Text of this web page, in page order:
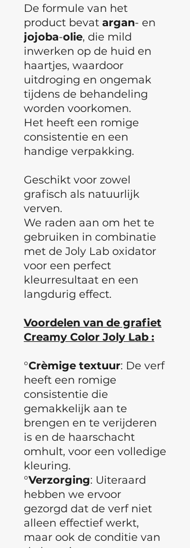
De formule van het
product bevat argan- en
jojoba-olie, die mild
inwerken op de huid en
haartjes, waardoor
uitdroging en ongemak
tijdens de behandeling
worden voorkomen.
Het heeft een romige
consistentie en een
handige verpakking.
Geschikt voor zowel
grafisch als natuurlijk
verven.
We raden aan om het te
gebruiken in combinatie
met de Joly Lab oxidator
voor een perfect
kleurresultaat en een
langdurig effect.
Voordelen van de grafiet
Creamy Color Joly Lab :
°Crèmige textuur: De verf
heeft een romige
consistentie die
gemakkelijk aan te
brengen en te verijderen
is en de haarschacht
omhult, voor een volledige
kleuring.
°Verzorging: Uiteraard
hebben we ervoor
gezorgd dat de verf niet
alleen effectief werkt,
maar ook de conditie van